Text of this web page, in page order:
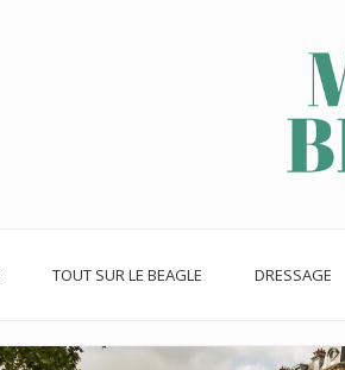
TOUT SUR LE BEAGLE DRESSAGE